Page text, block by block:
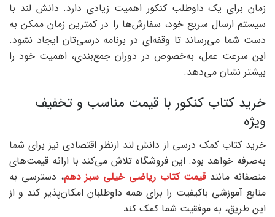
زمان برای یک داوطلب کنکور اهمیت زیادی دارد. دانش لند با
سیستم ارسال سریع خود، سفارش‌ها را در کمترین زمان ممکن به
دست شما می‌رساند تا وقفه‌ای در برنامه درسی‌تان ایجاد نشود.
این سرعت عمل، به‌خصوص در دوران جمع‌بندی، اهمیت خود را
بیشتر نشان می‌دهد.
خرید کتاب کنکور با قیمت مناسب و تخفیف
ویژه
خرید کتاب کمک درسی از دانش لند ازنظر اقتصادی نیز برای شما
به‌صرفه خواهد بود. این فروشگاه تلاش می‌کند با ارائه قیمت‌های
منصفانه مانندقیمت کتاب ریاضی خیلی سبز دهم، دسترسی به
منابع آموزشی باکیفیت را برای همه داوطلبان امکان‌پذیر کند و از
این طریق، به موفقیت شما کمک کند.